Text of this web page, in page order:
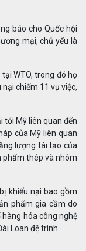
báo cho Quốc hội
mại, chủ yếu là
WTO, trong đó họ
nại chiếm 11 vụ việc,
tới Mỹ liên quan đến
của Mỹ liên quan
lượng tái tạo của
phẩm thép và nhôm
khiếu nại bao gồm
phẩm gia cầm do
hàng hóa công nghệ
Loan đệ trình.